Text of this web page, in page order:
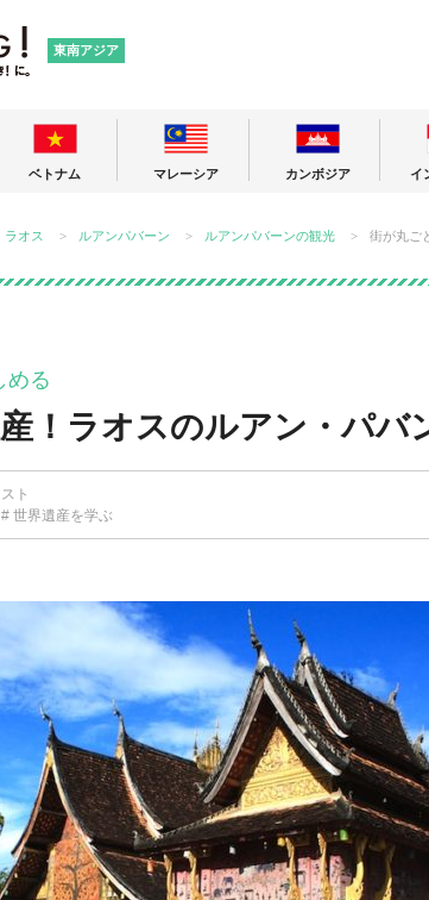
東南アジア
ベトナム マレーシア カンボジア イ
ラオス ルアンパバーン ルアンパバーンの観光 街が丸ご
める
！ラオスのルアン・パバ
ト
世界遺産を学ぶ